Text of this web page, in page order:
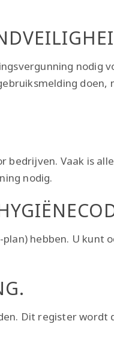
nodig
doen,
Vaak is
nodig.
hebben. U kunt
Dit register